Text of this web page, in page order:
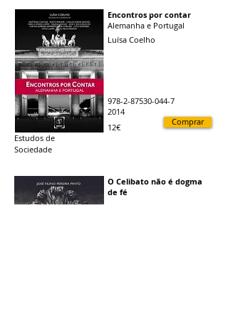
Encontros por contar
Alemanha e Portugal
Luísa Coelho
978-2-87530-044-7
2014
12€
Comprar
Estudos de
Sociedade
O Celibato não é dogma
de fé